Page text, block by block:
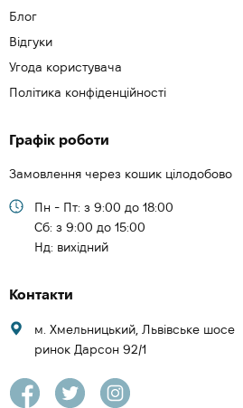
Блог
Відгуки
Угода користувача
Політика конфіденційності
Графік роботи
Замовлення через кошик цілодобово
Пн - Пт: з 9:00 до 18:00
Cб: з 9:00 до 15:00
Нд: вихідний
Контакти
м. Хмельницький, Львівське шосе
ринок Дарсон 92/1